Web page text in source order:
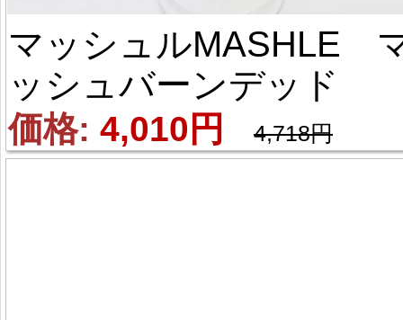
マッシュルMASHLE
ッシュバーンデッド
風 コスプレウィッグ
価格: 4,010円 4,718円